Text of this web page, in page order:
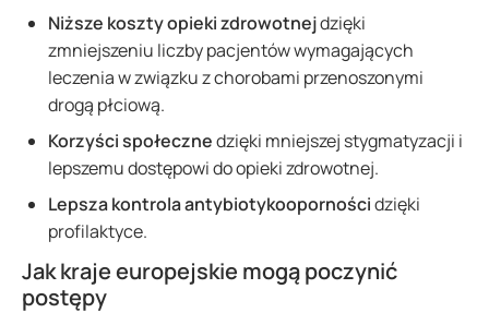
Niższe koszty opieki zdrowotnejdzięki
zmniejszeniu liczby pacjentów wymagających
leczenia w związku z chorobami przenoszonymi
drogą płciową.
Korzyści społecznedzięki mniejszej stygmatyzacji i
lepszemu dostępowi do opieki zdrowotnej.
Lepsza kontrola antybiotykoopornościdzięki
profilaktyce.
Jak kraje europejskie mogą poczynić
postępy